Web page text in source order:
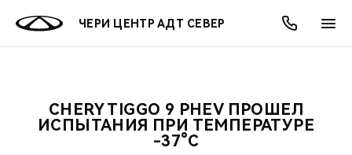
ЧЕРИ ЦЕНТР АДТ СЕВЕР
МОДЕЛИ
ПОКУПАТЕЛЯМ
ВЛАДЕЛЬЦАМ
МИР CHERY
АКЦИИ
ОНЛАЙН СЕРВИСЫ
О КОМПАНИИ
CHERY TIGGO 9 PHEV ПРОШЕЛ
ИСПЫТАНИЯ ПРИ ТЕМПЕРАТУРЕ
-37°C